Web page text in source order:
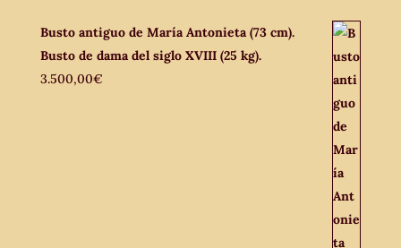
Busto antiguo de María Antonieta (73 cm).
Busto de dama del siglo XVIII (25 kg).
3.500,00€